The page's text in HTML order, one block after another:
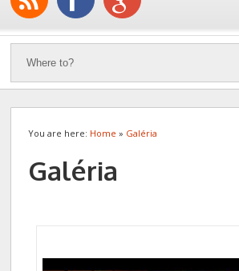
You are here: Home » Galéria
Galéria